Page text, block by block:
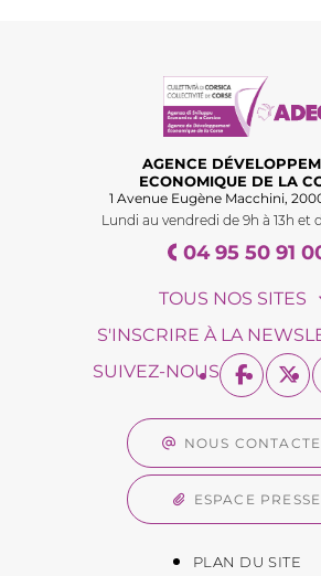
AGENCE
ECONOMIQUE DE LA
1 Avenue Eugène Macchini,
Lundi au vendredi de 9h à 13h et
04 95 50 91
TOUS NOS SITES
S'INSCRIRE À LA
SUIVEZ-NOUS
NOUS
ESPACE PRESSE
PLAN DU SITE